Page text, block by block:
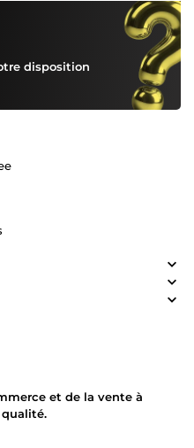
disposition
et de la vente à